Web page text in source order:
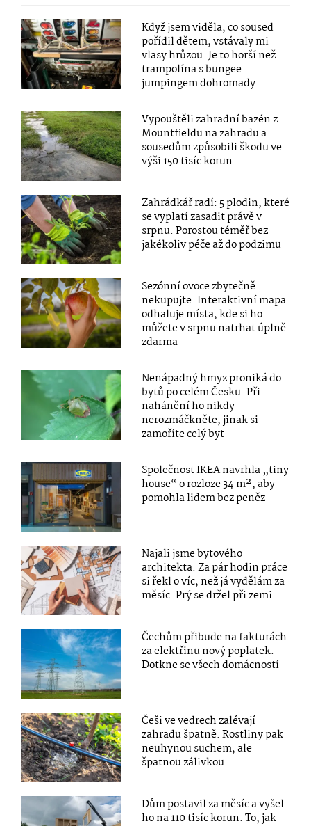
Když jsem viděla, co soused
pořídil dětem, vstávaly mi
vlasy hrůzou. Je to horší než
trampolína s bungee
jumpingem dohromady
Vypouštěli zahradní bazén z
Mountfieldu na zahradu a
sousedům způsobili škodu ve
výši 150 tisíc korun
Zahrádkář radí: 5 plodin, které
se vyplatí zasadit právě v
srpnu. Porostou téměř bez
jakékoliv péče až do podzimu
Sezónní ovoce zbytečně
nekupujte. Interaktivní mapa
odhaluje místa, kde si ho
můžete v srpnu natrhat úplně
zdarma
Nenápadný hmyz proniká do
bytů po celém Česku. Při
nahánění ho nikdy
nerozmáčkněte, jinak si
zamoříte celý byt
Společnost IKEA navrhla „tiny
house“ o rozloze 34 m², aby
pomohla lidem bez peněz
Najali jsme bytového
architekta. Za pár hodin práce
si řekl o víc, než já vydělám za
měsíc. Prý se držel při zemi
Čechům přibude na fakturách
za elektřinu nový poplatek.
Dotkne se všech domácností
Češi ve vedrech zalévají
zahradu špatně. Rostliny pak
neuhynou suchem, ale
špatnou zálivkou
Dům postavil za měsíc a vyšel
ho na 110 tisíc korun. To, jak